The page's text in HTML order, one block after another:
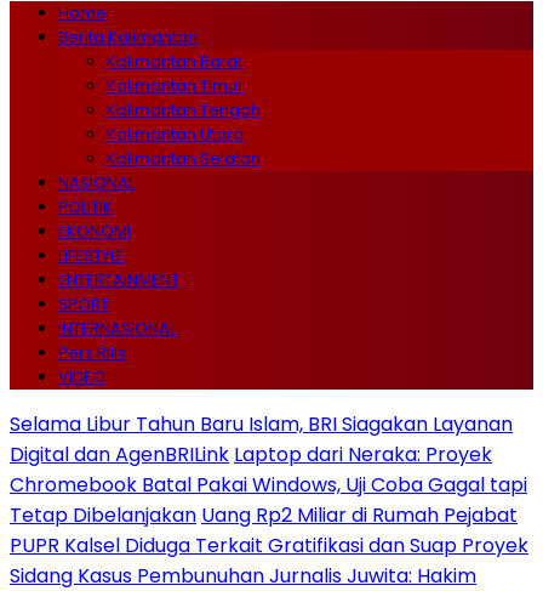
Home
Berita Kalimantan
Kalimantan Barat
Kalimantan Timur
Kalimantan Tengah
Kalimantan Utara
Kalimantan Selatan
NASIONAL
POLITIK
EKONOMI
LIFESTYLE
ENTERTAINMENT
SPORT
INTERNASIONAL
Pers Rilis
VIDEO
Selama Libur Tahun Baru Islam, BRI Siagakan Layanan
Digital dan AgenBRILink Laptop dari Neraka: Proyek
Chromebook Batal Pakai Windows, Uji Coba Gagal tapi
Tetap Dibelanjakan Uang Rp2 Miliar di Rumah Pejabat
PUPR Kalsel Diduga Terkait Gratifikasi dan Suap Proyek
Sidang Kasus Pembunuhan Jurnalis Juwita: Hakim